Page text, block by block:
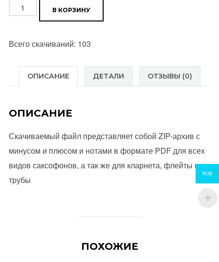
Количество
товара
Of
(Sting)
**
В КОРЗИНУ
Всего скачиваний: 103
ОПИСАНИЕ ДЕТАЛИ ОТЗЫВЫ (0)
ОПИСАНИЕ
Скачиваемый файл представляет собой ZIP-архив с
минусом и плюсом и нотами в формате PDF для всех
видов саксофонов, а так же для кларнета, флейты и
трубы
ПОХОЖИЕ
RUB